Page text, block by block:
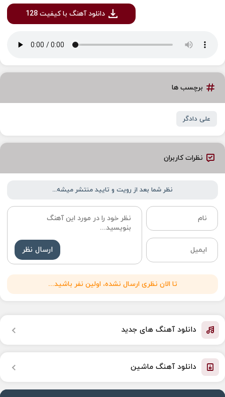
دانلود آهنگ با کیفیت 128
برچسب ها
علی دادگر
نظرات کاربران
نظر شما بعد از رویت و تایید منتشر میشه...
ارسال نظر
تا الان نظری ارسال نشده، اولین نفر باشید...
دانلود آهنگ های جدید
دانلود آهنگ ماشین